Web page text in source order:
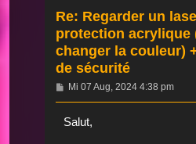
Re: Regarder un
protection acrylique
changer la couleur)
de sécurité
Beitrag
Mi 07 Aug, 2024 4:38 pm
Salut,